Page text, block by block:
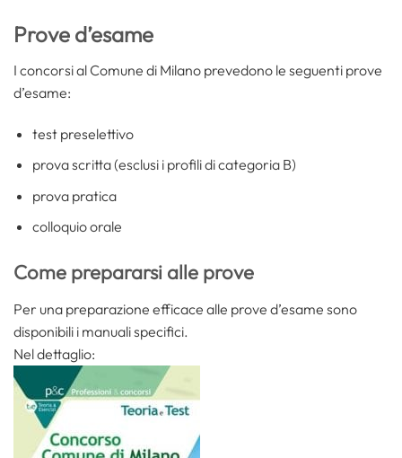
Prove d’esame
I concorsi al Comune di Milano prevedono le seguenti prove
d’esame:
test preselettivo
prova scritta (esclusi i profili di categoria B)
prova pratica
colloquio orale
Come prepararsi alle prove
Per una preparazione efficace alle prove d’esame sono
disponibili i manuali specifici.
Nel dettaglio: